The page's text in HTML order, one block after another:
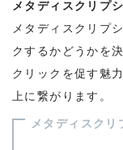
メタディスクリプ
メタディスクリプ
クするかどうかを
クリックを促す魅
上に繋がります。
メタディスクリ